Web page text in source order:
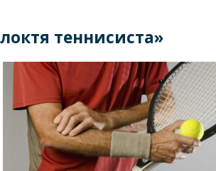
теннисиста»